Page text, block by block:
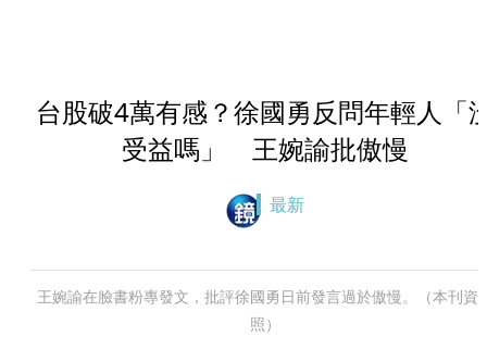
台股破4萬有感？徐國勇反問年輕人「
受益嗎」 王婉諭批傲慢
最新
王婉諭在臉書粉專發文，批評徐國勇日前發言過於傲慢。（本刊資
照）